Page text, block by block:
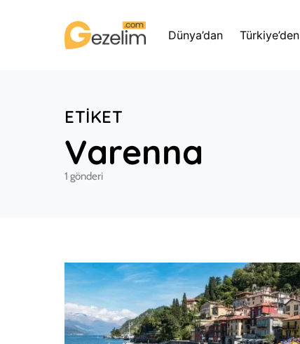
Dünya’dan Türkiye’den
ETIKET
Varenna
1 gönderi